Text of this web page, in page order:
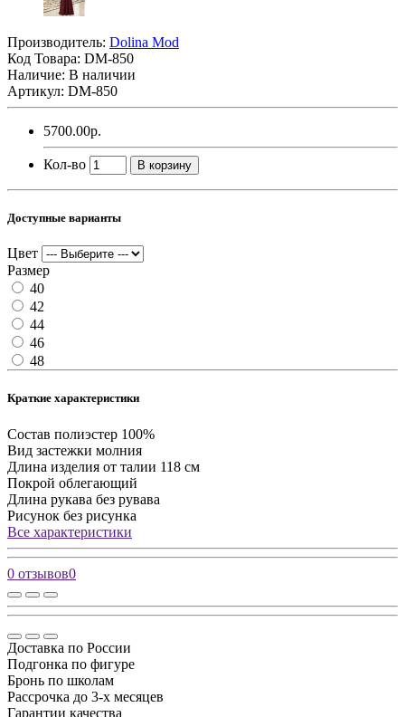
Производитель: Dolina Mod
Код Товара: DM-850
Наличие: В наличии
Артикул: DM-850
5700.00р.
Кол-во В корзину
Доступные варианты
Цвет
Размер
40
42
44
46
48
Краткие характеристики
Состав полиэстер 100%
Вид застежки молния
Длина изделия от талии 118 см
Покрой облегающий
Длина рукава без рувава
Рисунок без рисунка
Все характеристики
0 отзывов0
Доставка по России
Подгонка по фигуре
Бронь по школам
Рассрочка до 3-х месяцев
Гарантии качества